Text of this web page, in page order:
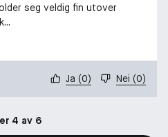
seg veldig fin utover
Ja (0) Nei (0)
4 av 6